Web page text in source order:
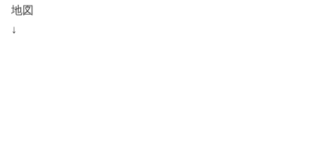
地図
↓